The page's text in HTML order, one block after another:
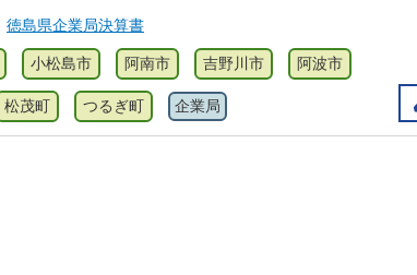
徳島県企業局決算書
小松島市 阿南市 吉野川市 阿波市
松茂町 つるぎ町 企業局